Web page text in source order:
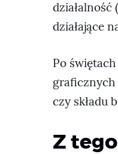
działające
Po
graficznych
czy składu
Z